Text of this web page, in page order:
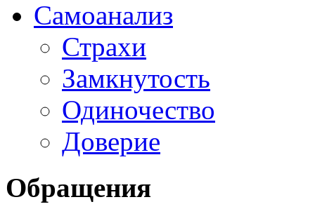
Самоанализ
Страхи
Замкнутость
Одиночество
Доверие
Обращения